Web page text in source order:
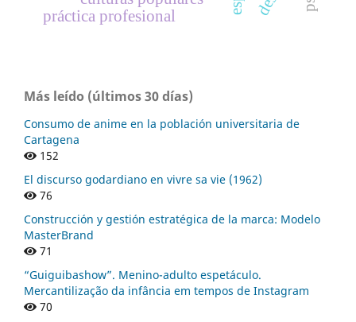
práctica profesional
Más leído (últimos 30 días)
Consumo de anime en la población universitaria de
Cartagena
152
El discurso godardiano en vivre sa vie (1962)
76
Construcción y gestión estratégica de la marca: Modelo
MasterBrand
71
“Guiguibashow”. Menino-adulto espetáculo.
Mercantilização da infância em tempos de Instagram
70